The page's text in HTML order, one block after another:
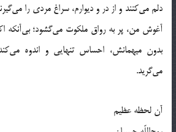
دلم می‌کنند و از در و دیوارم، سراغ مردی را
آغوش من، پر به رواق ملکوت می‌گشود؛ بی‌آنکه
بدون میهمانش، احساس تنهایی و اندوه
می‌گرید.
آن لحظه عظیم